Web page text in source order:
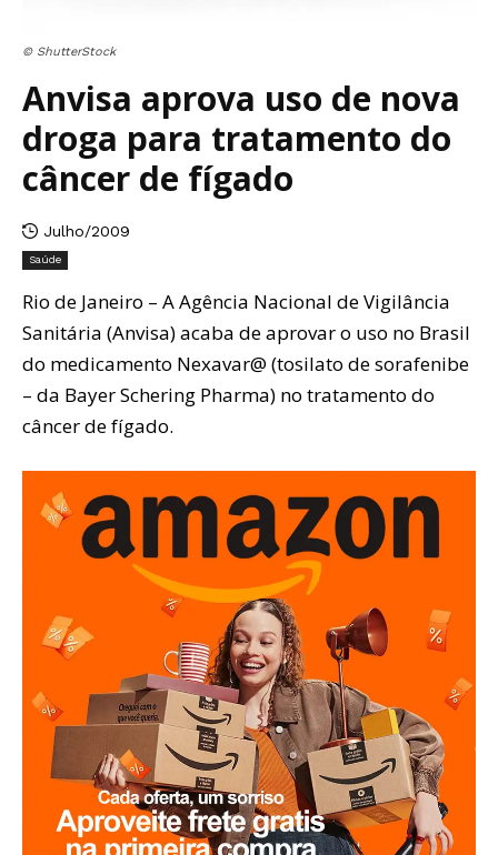
© ShutterStock
Anvisa aprova uso de nova
droga para tratamento do
câncer de fígado
Julho/2009
Saúde
Rio de Janeiro – A Agência Nacional de Vigilância
Sanitária (Anvisa) acaba de aprovar o uso no Brasil
do medicamento Nexavar@ (tosilato de sorafenibe
– da Bayer Schering Pharma) no tratamento do
câncer de fígado.